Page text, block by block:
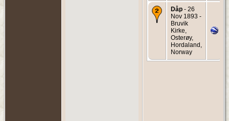
Dåp - 26
Nov 1893 -
Bruvik
Kirke,
Osterøy,
Hordaland,
Norway